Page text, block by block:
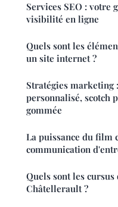
Services SEO : votre
visibilité en ligne
Quels sont les
un site internet ?
Stratégies marketing
personnalisé, scotch
gommée
La puissance du film
communication
Quels sont les
Châtellerault ?